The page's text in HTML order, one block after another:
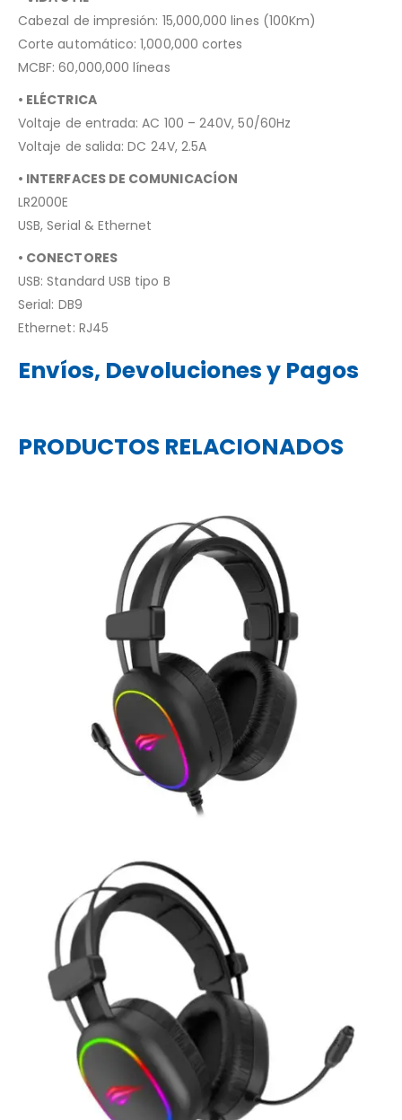
Cabezal de impresión: 15,000,000 lines (100Km)
Corte automático: 1,000,000 cortes
MCBF: 60,000,000 líneas
• ELÉCTRICA
Voltaje de entrada: AC 100 – 240V, 50/60Hz
Voltaje de salida: DC 24V, 2.5A
• INTERFACES DE COMUNICACÍON
LR2000E
USB, Serial & Ethernet
• CONECTORES
USB: Standard USB tipo B
Serial: DB9
Ethernet: RJ45
Envíos, Devoluciones y Pagos
PRODUCTOS RELACIONADOS